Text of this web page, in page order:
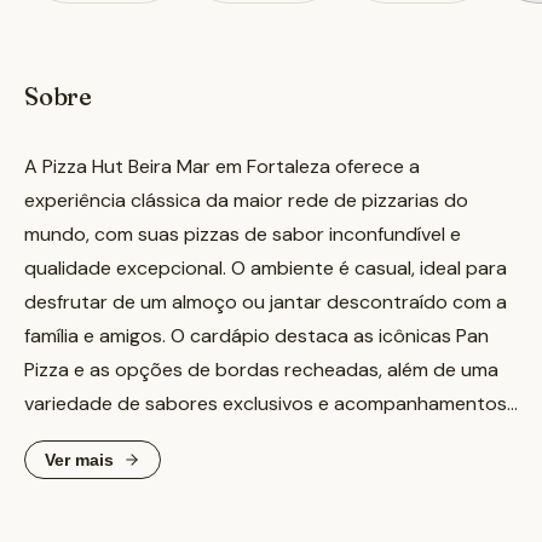
Sobre
A Pizza Hut Beira Mar em Fortaleza oferece a
experiência clássica da maior rede de pizzarias do
mundo, com suas pizzas de sabor inconfundível e
qualidade excepcional. O ambiente é casual, ideal para
desfrutar de um almoço ou jantar descontraído com a
família e amigos. O cardápio destaca as icônicas Pan
Pizza e as opções de bordas recheadas, além de uma
variedade de sabores exclusivos e acompanhamentos
deliciosos. É um local perfeito para quem busca a
conveniência de uma refeição saborosa e conhecida,
Ver mais